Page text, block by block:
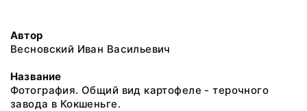
Автор
Весновский Иван Васильевич
Название
Фотография. Общий вид картофеле - терочного
завода в Кокшеньге.